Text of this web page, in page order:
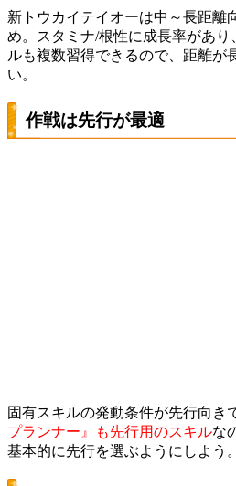
新トウカイテイオーは中～長距離
め。スタミナ/根性に成長率があり
ルも複数習得できるので、距離が
い。
作戦は先行が最適
固有スキルの発動条件が先行向き
プランナー』も先行用のスキルな
基本的に先行を選ぶようにしよう。